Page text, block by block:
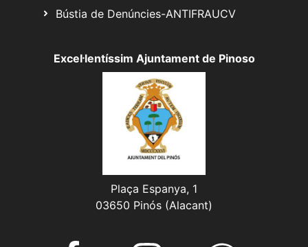
Bústia de Denúncies-ANTIFRAUCV
Excel·lentíssim Ajuntament de Pinoso
Plaça Espanya, 1
03650 Pinós (Alacant)